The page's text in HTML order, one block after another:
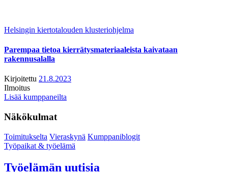
Helsingin kiertotalouden klusteriohjelma
Parempaa tietoa kierrätysmateriaaleista kaivataan
rakennusalalla
Kirjoitettu 21.8.2023
Ilmoitus
Lisää kumppaneilta
Näkökulmat
Toimitukselta Vieraskynä Kumppaniblogit
Työpaikat & työelämä
Työelämän uutisia